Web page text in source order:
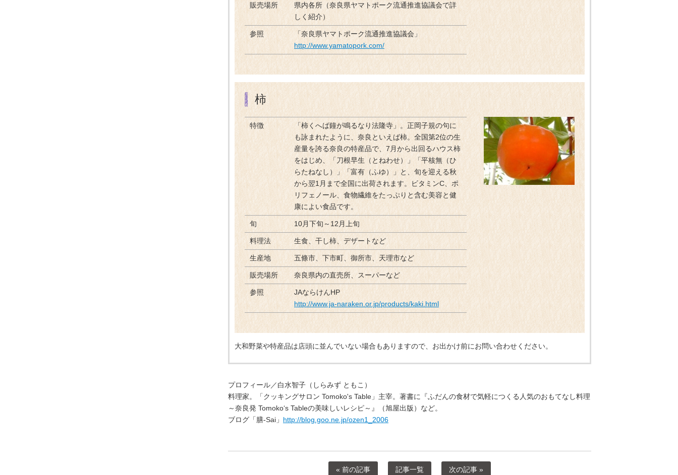
販売場所
県内各所（奈良県ヤマトポーク流通推進協議会で詳
しく紹介）
参照
「奈良県ヤマトポーク流通推進協議会」
http://www.yamatopork.com/
柿
特徴
「柿くへば鐘が鳴るなり法隆寺」。正岡子規の句に
も詠まれたように、奈良といえば柿。全国第2位の生
産量を誇る奈良の特産品で、7月から出回るハウス柿
をはじめ、「刀根早生（とねわせ）」「平核無（ひ
らたねなし）」「富有（ふゆ）」と、旬を迎える秋
から翌1月まで全国に出荷されます。ビタミンC、ポ
リフェノール、食物繊維をたっぷりと含む美容と健
康によい食品です。
旬 10月下旬～12月上旬
料理法 生食、干し柿、デザートなど
生産地 五條市、下市町、御所市、天理市など
販売場所 奈良県内の直売所、スーパーなど
参照
JAならけんHP
http://www.ja-naraken.or.jp/products/kaki.html
大和野菜や特産品は店頭に並んでいない場合もありますので、お出かけ前にお問い合わせください。
プロフィール／白水智子（しらみず ともこ）
料理家。「クッキングサロン Tomoko's Table」主宰。著書に『ふだんの食材で気軽につくる人気のおもてなし料理
～奈良発 Tomoko‘s Tableの美味しいレシピ～』（旭屋出版）など。
ブログ「膳-Sai」 http://blog.goo.ne.jp/ozen1_2006
« 前の記事 記事一覧 次の記事 »